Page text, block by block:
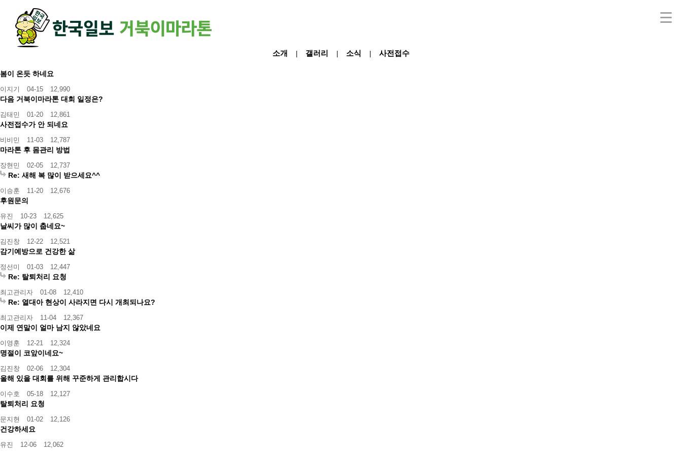
소개 갤러리 소식 사전접수
봄이 온듯 하네요
이지기 04-15 12,990
다음 거북이마라톤 대회 일정은?
김태민 01-20 12,861
사전접수가 안 되네요
비비민 11-03 12,787
마라톤 후 몸관리 방법
장현민 02-05 12,737
Re: 새해 복 많이 받으세요^^
이승훈 11-20 12,676
후원문의
유진 10-23 12,625
날씨가 많이 춥네요~
김진창 12-22 12,521
감기예방으로 건강한 삶
정선미 01-03 12,447
Re: 탈퇴처리 요청
최고관리자 01-08 12,410
Re: 열대아 현상이 사라지면 다시 개최되나요?
최고관리자 11-04 12,367
이제 연말이 얼마 남지 않았네요
이영훈 12-21 12,324
명절이 코앞이네요~
김진창 02-06 12,304
올해 있을 대회를 위해 꾸준하게 관리합시다
이수호 05-18 12,127
탈퇴처리 요청
문지현 01-02 12,126
건강하세요
유진 12-06 12,062
하단 영역